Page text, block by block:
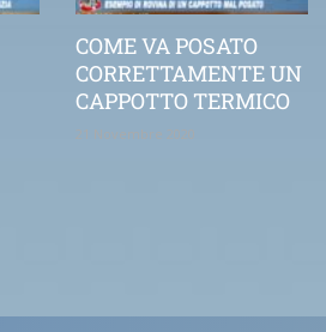
COME VA POSATO
CORRETTAMENTE UN
CAPPOTTO TERMICO
21 Novembre 2020